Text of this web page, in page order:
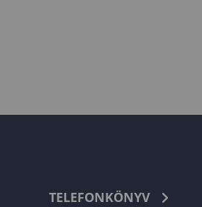
TELEFONKÖNYV